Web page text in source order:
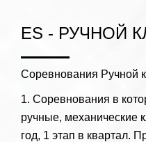
ES - РУЧНОЙ
Соревнования Ручной
1. Соревнования в
ручные, механические
год, 1 этап в квартал.